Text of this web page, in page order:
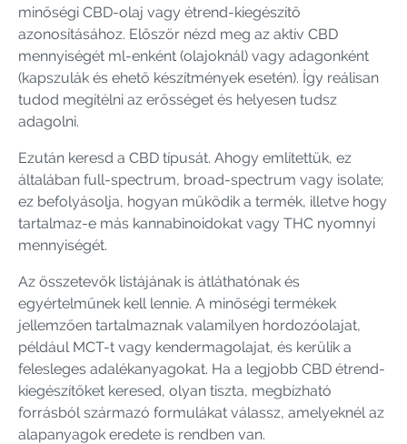
minőségi CBD-olaj vagy étrend-kiegészítő
azonosításához. Először nézd meg az aktív CBD
mennyiségét ml-enként (olajoknál) vagy adagonként
(kapszulák és ehető készítmények esetén). Így reálisan
tudod megítélni az erősséget és helyesen tudsz
adagolni.
Ezután keresd a CBD típusát. Ahogy említettük, ez
általában full-spectrum, broad-spectrum vagy isolate;
ez befolyásolja, hogyan működik a termék, illetve hogy
tartalmaz-e más kannabinoidokat vagy THC nyomnyi
mennyiségét.
Az összetevők listájának is átláthatónak és
egyértelműnek kell lennie. A minőségi termékek
jellemzően tartalmaznak valamilyen hordozóolajat,
például MCT-t vagy kendermagolajat, és kerülik a
felesleges adalékanyagokat. Ha a legjobb CBD étrend-
kiegészítőket keresed, olyan tiszta, megbízható
forrásból származó formulákat válassz, amelyeknél az
alapanyagok eredete is rendben van.